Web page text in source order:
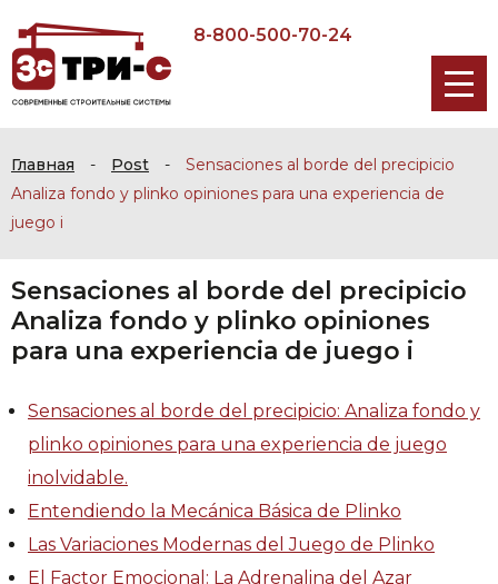
8-800-500-70-24
Главная - Post -
Sensaciones al borde del precipicio
Analiza fondo y plinko opiniones para una experiencia de
juego i
Sensaciones al borde del precipicio
Analiza fondo y plinko opiniones
para una experiencia de juego i
Sensaciones al borde del precipicio: Analiza fondo y
plinko opiniones para una experiencia de juego
inolvidable.
Entendiendo la Mecánica Básica de Plinko
Las Variaciones Modernas del Juego de Plinko
El Factor Emocional: La Adrenalina del Azar